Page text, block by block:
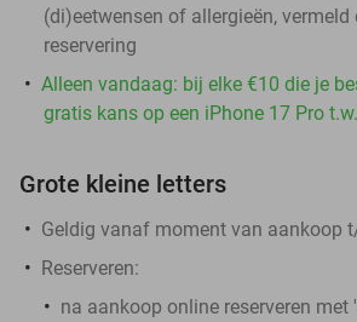
(di)eetwensen of allergieën, vermeld
reservering
Alleen vandaag: bij elke €10 die je
gratis kans op een iPhone 17 Pro
Grote kleine letters
Geldig vanaf moment van aankoop
Reserveren:
na aankoop online reserveren met